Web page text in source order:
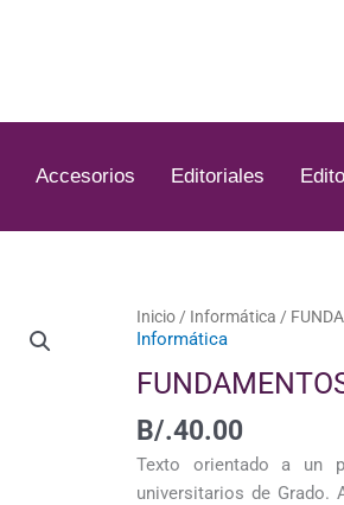
Accesorios Editoriales
Inicio / Informática /
Informática
B/.40.00
Texto orientado a un
universitarios de Grado.
FUNDAMENTOS
DE
BASE
DE
DATOS
cantidad